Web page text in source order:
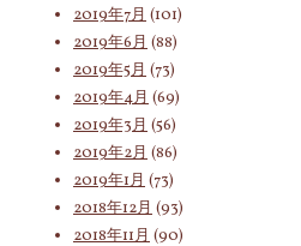
2019年7月 (101)
2019年6月 (88)
2019年5月 (73)
2019年4月 (69)
2019年3月 (56)
2019年2月 (86)
2019年1月 (73)
2018年12月 (93)
2018年11月 (90)